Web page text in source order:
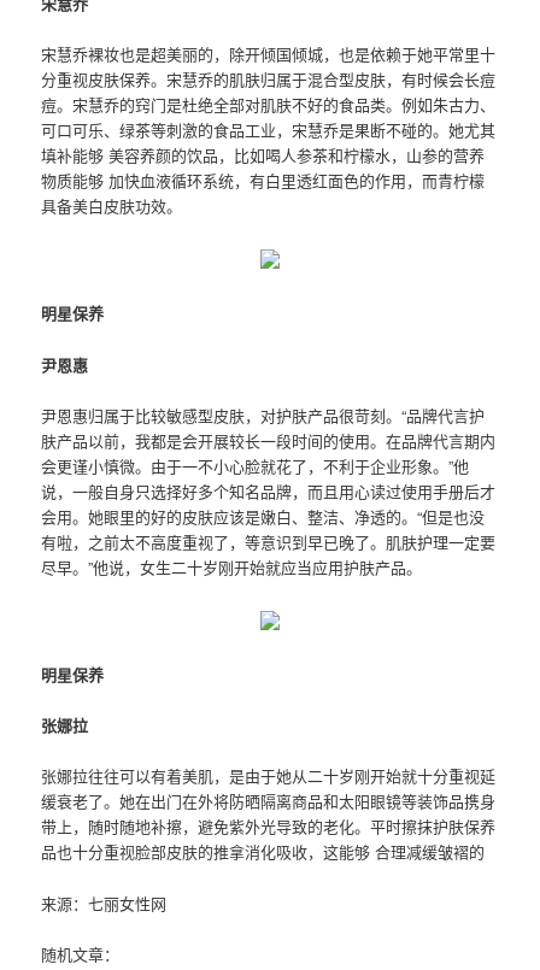
宋慧乔裸妆也是超美丽的，除开倾国倾城，也是依赖于她平常里十
分重视皮肤保养。宋慧乔的肌肤归属于混合型皮肤，有时候会长痘
痘。宋慧乔的窍门是杜绝全部对肌肤不好的食品类。例如朱古力、
可口可乐、绿茶等刺激的食品工业，宋慧乔是果断不碰的。她尤其
填补能够 美容养颜的饮品，比如喝人参茶和柠檬水，山参的营养
物质能够 加快血液循环系统，有白里透红面色的作用，而青柠檬
具备美白皮肤功效。
明星保养
尹恩惠
尹恩惠归属于比较敏感型皮肤，对护肤产品很苛刻。“品牌代言护
肤产品以前，我都是会开展较长一段时间的使用。在品牌代言期内
会更谨小慎微。由于一不小心脸就花了，不利于企业形象。”他
说，一般自身只选择好多个知名品牌，而且用心读过使用手册后才
会用。她眼里的好的皮肤应该是嫩白、整洁、净透的。“但是也没
有啦，之前太不高度重视了，等意识到早已晚了。肌肤护理一定要
尽早。”他说，女生二十岁刚开始就应当应用护肤产品。
明星保养
张娜拉
张娜拉往往可以有着美肌，是由于她从二十岁刚开始就十分重视延
缓衰老了。她在出门在外将防晒隔离商品和太阳眼镜等装饰品携身
带上，随时随地补擦，避免紫外光导致的老化。平时擦抹护肤保养
品也十分重视脸部皮肤的推拿消化吸收，这能够 合理减缓皱褶的
来源：七丽女性网
随机文章：